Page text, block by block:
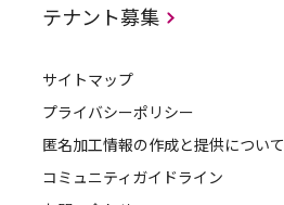
テナント募集
サイトマップ
プライバシーポリシー
匿名加工情報の作成と提供について
コミュニティガイドライン